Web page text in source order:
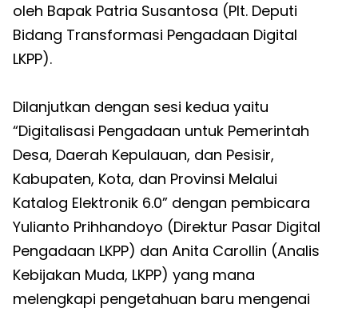
oleh Bapak Patria Susantosa (Plt. Deputi
Bidang Transformasi Pengadaan Digital
LKPP).
Dilanjutkan dengan sesi kedua yaitu
“Digitalisasi Pengadaan untuk Pemerintah
Desa, Daerah Kepulauan, dan Pesisir,
Kabupaten, Kota, dan Provinsi Melalui
Katalog Elektronik 6.0” dengan pembicara
Yulianto Prihhandoyo (Direktur Pasar Digital
Pengadaan LKPP) dan Anita Carollin (Analis
Kebijakan Muda, LKPP) yang mana
melengkapi pengetahuan baru mengenai